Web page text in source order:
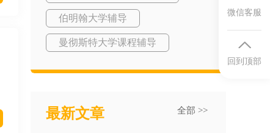
伯明翰大学辅导
曼彻斯特大学课程辅导
最新文章 全部 >>
微信客服
回到顶部